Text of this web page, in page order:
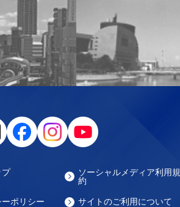
プ
ソーシャルメディア利用規
約
ポリシー サイトのご利用について